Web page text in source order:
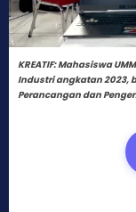
KREATIF: Mahasiswa
Industri angkatan 2023,
Perancangan dan